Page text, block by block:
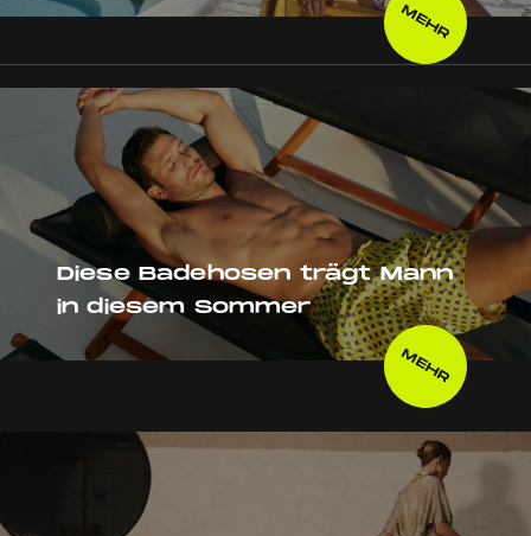
MEHR
Diese Badehosen trägt Mann
in diesem Sommer
MEHR